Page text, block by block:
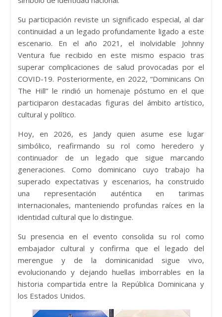
Su participación reviste un significado especial, al dar
continuidad a un legado profundamente ligado a este
escenario. En el año 2021, el inolvidable Johnny
Ventura fue recibido en este mismo espacio tras
superar complicaciones de salud provocadas por el
COVID-19. Posteriormente, en 2022, “Dominicans On
The Hill” le rindió un homenaje póstumo en el que
participaron destacadas figuras del ámbito artístico,
cultural y político.
Hoy, en 2026, es Jandy quien asume ese lugar
simbólico, reafirmando su rol como heredero y
continuador de un legado que sigue marcando
generaciones. Como dominicano cuyo trabajo ha
superado expectativas y escenarios, ha construido
una representación auténtica en tarimas
internacionales, manteniendo profundas raíces en la
identidad cultural que lo distingue.
Su presencia en el evento consolida su rol como
embajador cultural y confirma que el legado del
merengue y de la dominicanidad sigue vivo,
evolucionando y dejando huellas imborrables en la
historia compartida entre la República Dominicana y
los Estados Unidos.